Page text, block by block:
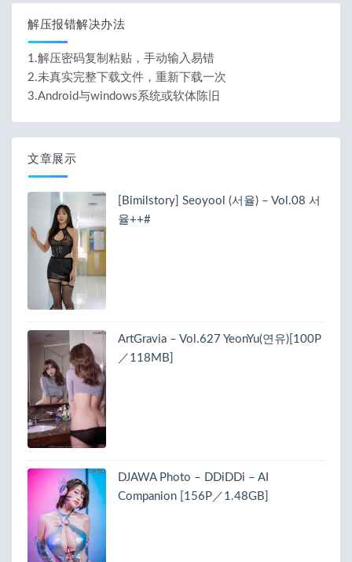
解压报错解决办法
1.解压密码复制粘贴，手动输入易错
2.未真实完整下载文件，重新下载一次
3.Android与windows系统或软体陈旧
文章展示
[Bimilstory] Seoyool (서율) – Vol.08 서
율++#
ArtGravia – Vol.627 YeonYu(연유)[100P
／118MB]
DJAWA Photo – DDiDDi – AI
Companion [156P／1.48GB]